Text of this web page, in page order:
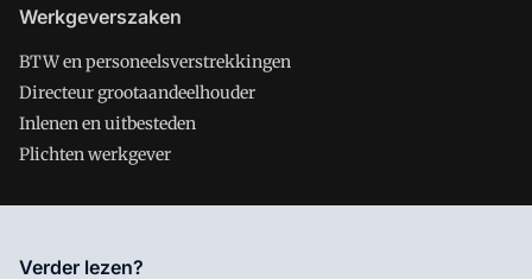
Werkgeverszaken
BTW en personeelsverstrekkingen
Directeur grootaandeelhouder
Inlenen en uitbesteden
Plichten werkgever
Salarisnet is onderdeel van VMN media. Lees in
Verder lezen?